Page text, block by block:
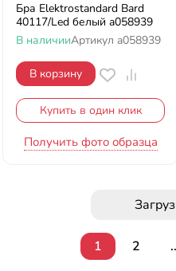
Бра Elektrostandard Bard
40117/Led белый a058939
В наличииАртикул a058939
В корзину
Купить в один клик
Получить фото образца
1 2